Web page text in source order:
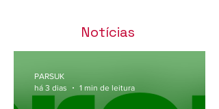
Notícias
PARSUK
há 3 dias
1 min de leitura